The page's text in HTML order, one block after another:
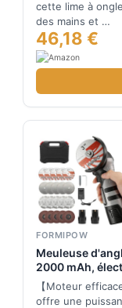
cette lime à
des mains et …
46,18 €
FORMIPOW
Meuleuse
2000 mAh,
Disqueuse
Meulage,
【Moteur
offre une